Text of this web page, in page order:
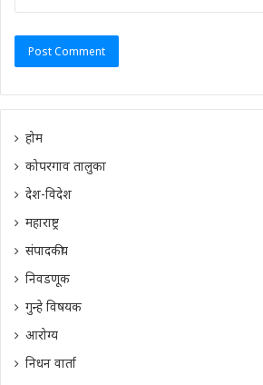
होम
कोपरगाव तालुका
देश-विदेश
महाराष्ट्र
संपादकीय
निवडणूक
गुन्हे विषयक
आरोग्य
निधन वार्ता